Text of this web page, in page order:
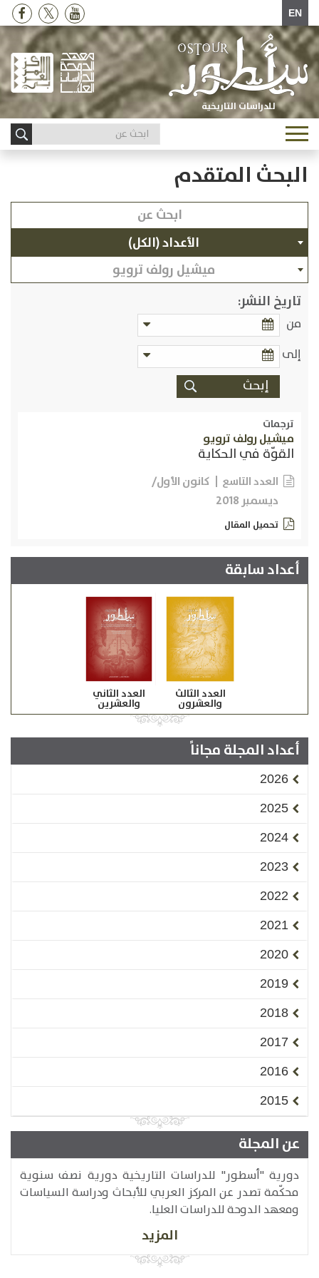
EN
للدراسات التاريخية
Toggle
navigation
البحث المتقدم
الأعداد (الكل)
ميشيل رولف ترويو
تاريخ النشر:
من
إلى
ترجمات
ميشيل رولف ترويو
القوّة في الحكاية
العدد التاسع
كانون الأول/
ديسمبر 2018
تحميل المقال
أعداد سابقة
العدد الثالث
والعشرون
العدد الثاني
والعشرين
أعداد المجلة مجاناً
2026
2025
2024
2023
2022
2021
2020
2019
2018
2017
2016
2015
عن المجلة
دورية "أسطور" للدراسات التاريخية دورية نصف سنوية
محكّمة تصدر عن المركز العربي للأبحاث ودراسة السياسات
ومعهد الدوحة للدراسات العليا.
المزيد